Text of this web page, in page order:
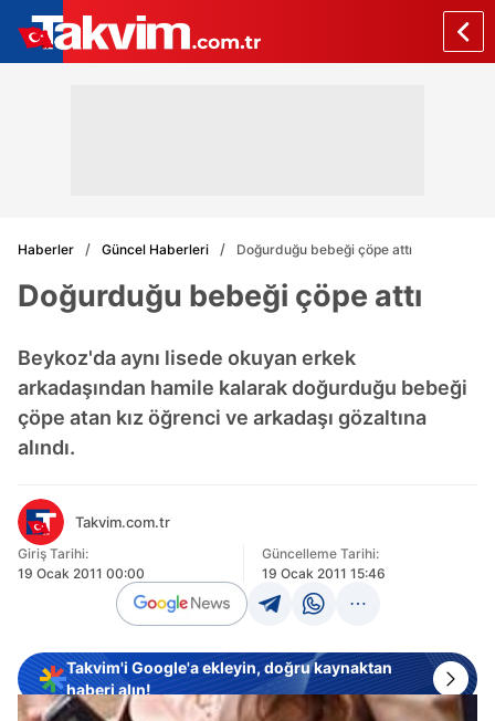
Haberler Güncel Haberleri Doğurduğu bebeği çöpe attı
Doğurduğu bebeği çöpe attı
Beykoz'da aynı lisede okuyan erkek
arkadaşından hamile kalarak doğurduğu bebeği
çöpe atan kız öğrenci ve arkadaşı gözaltına
alındı.
Takvim.com.tr
Giriş Tarihi:
19 Ocak 2011 00:00
Güncelleme Tarihi:
19 Ocak 2011 15:46
Takvim'i Google'a ekleyin, doğru kaynaktan
haberi alın!